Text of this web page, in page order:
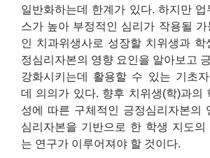
일반화하는데 한계가 있다. 하지만 업
스가 높아 부정적인 심리가 작용될
인 치과위생사로 성장할 치위생과 학
정심리자본의 영향 요인을 알아보고
강화시키는데 활용할 수 있는 기초
데 의의가 있다. 향후 치위생(학)과의
성에 따른 구체적인 긍정심리자본의
심리자본을 기반으로 한 학생 지도의
는 연구가 이루어져야 할 것이다.